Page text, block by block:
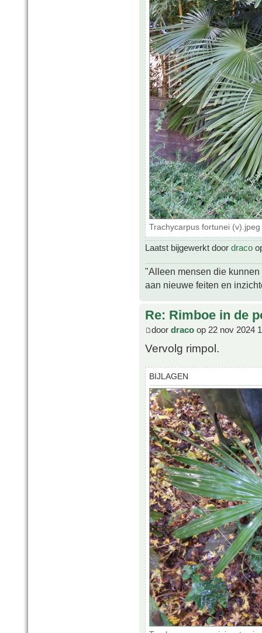
Trachycarpus fortunei
Laatst bijgewerkt door draco
"Alleen mensen die
aan nieuwe feiten en
Re: Rimboe in de
door draco op 22 nov 2024
Vervolg rimpol.
BIJLAGEN